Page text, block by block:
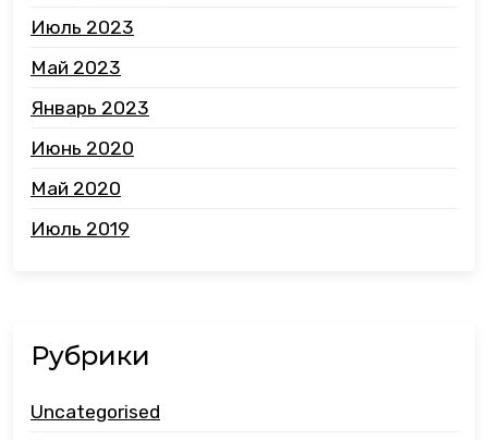
Июль 2023
Май 2023
Январь 2023
Июнь 2020
Май 2020
Июль 2019
Рубрики
Uncategorised